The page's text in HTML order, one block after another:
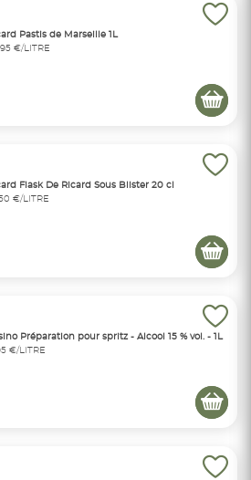
Pastis de Marseille 1L
€/LITRE
Flask De Ricard Sous Blister 20 cl
€/LITRE
Préparation pour spritz - Alcool 15 % vol. - 1L
€/LITRE